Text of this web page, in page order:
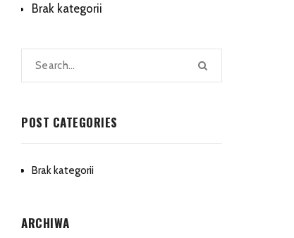
Brak kategorii
POST CATEGORIES
Brak kategorii
ARCHIWA